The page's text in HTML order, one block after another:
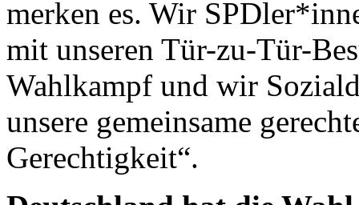
merken es. Wir
mit unseren Tür-zu-Tür-
Wahlkampf und wir
unsere gemeinsame
Gerechtigkeit“.